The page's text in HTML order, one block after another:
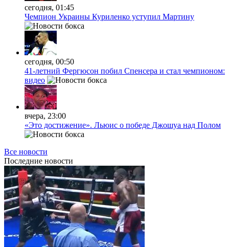
сегодня, 01:45
Чемпион Украины Куриленко уступил Мартину
сегодня, 00:50
41-летний Фергюсон побил Спенсера и стал чемпионом:
видео
вчера, 23:00
«Это достижение». Льюис о победе Джошуа над Полом
Все новости
Последние новости